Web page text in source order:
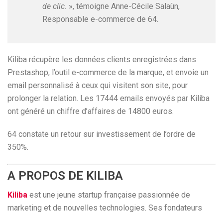
de clic. », témoigne Anne-Cécile Salaün,
Responsable e-commerce de 64.
Kiliba récupère les données clients enregistrées dans
Prestashop, l’outil e-commerce de la marque, et envoie un
email personnalisé à ceux qui visitent son site, pour
prolonger la relation. Les 17444 emails envoyés par Kiliba
ont généré un chiffre d’affaires de 14800 euros.
64 constate un retour sur investissement de l’ordre de
350%.
A PROPOS DE KILIBA
Kiliba est une jeune startup française passionnée de
marketing et de nouvelles technologies. Ses fondateurs